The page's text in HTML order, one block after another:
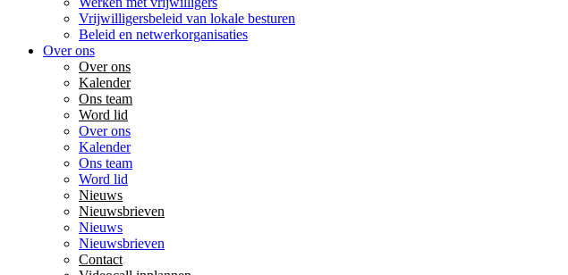
Vrijwilligersbeleid van lokale besturen
Beleid en netwerkorganisaties
Over ons
Over ons
Kalender
Ons team
Word lid
Over ons
Kalender
Ons team
Word lid
Nieuws
Nieuwsbrieven
Nieuws
Nieuwsbrieven
Contact